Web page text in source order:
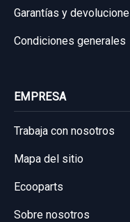
Garantías y
Condiciones generales
EMPRESA
Trabaja con nosotros
Mapa del sitio
Ecooparts
Sobre nosotros